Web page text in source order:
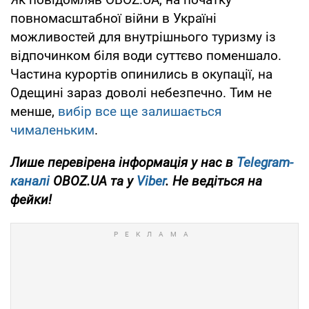
повномасштабної війни в Україні
можливостей для внутрішнього туризму із
відпочинком біля води суттєво поменшало.
Частина курортів опинились в окупації, на
Одещині зараз доволі небезпечно. Тим не
менше, вибір все ще залишається
чималеньким.
Лише перевірена інформація у нас в Telegram-
каналіOBOZ.UA та уViber. Не ведіться на
фейки!